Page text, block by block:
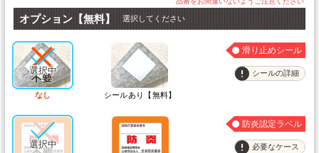
オプション【無料】 選択してください
なし シールあり【無料】
滑り止めシール
シールの詳細
防炎認定ラベル
必要なケース